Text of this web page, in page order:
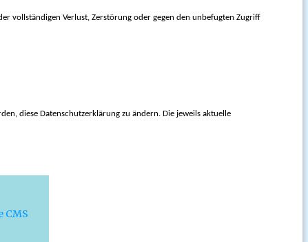
vollständigen Verlust, Zerstörung oder gegen den unbefugten Zugriff
diese Datenschutzerklärung zu ändern. Die jeweils aktuelle
CMS